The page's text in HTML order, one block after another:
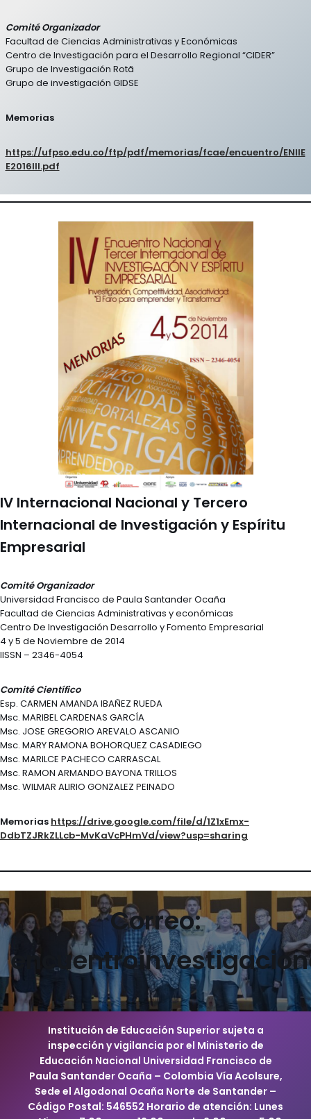
Comité Organizador
Facultad de Ciencias Administrativas y Económicas
Centro de Investigación para el Desarrollo Regional “CIDER”
Grupo de Investigación Rotã
Grupo de investigación GIDSE
Memorias
https://ufpso.edu.co/ftp/pdf/memorias/fcae/encuentro/ENIIE
E2016III.pdf
IV Internacional Nacional y Tercero
Internacional de Investigación y Espíritu
Empresarial
Comité Organizador
Universidad Francisco de Paula Santander Ocaña
Facultad de Ciencias Administrativas y económicas
Centro De Investigación Desarrollo y Fomento Empresarial
4 y 5 de Noviembre de 2014
IISSN – 2346-4054
Comité Científico
Esp. CARMEN AMANDA IBAÑEZ RUEDA
Msc. MARIBEL CARDENAS GARCÍA
Msc. JOSE GREGORIO AREVALO ASCANIO
Msc. MARY RAMONA BOHORQUEZ CASADIEGO
Msc. MARILCE PACHECO CARRASCAL
Msc. RAMON ARMANDO BAYONA TRILLOS
Msc. WILMAR ALIRIO GONZALEZ PEINADO
Memorias https://drive.google.com/file/d/1Z1xEmx-
DdbTZJRkZLLcb-MvKaVcPHmVd/view?usp=sharing
Correo:
Institución de Educación Superior sujeta a
inspección y vigilancia por el Ministerio de
Educación Nacional Universidad Francisco de
Paula Santander Ocaña – Colombia Vía Acolsure,
Sede el Algodonal Ocaña Norte de Santander –
Código Postal: 546552 Horario de atención: Lunes